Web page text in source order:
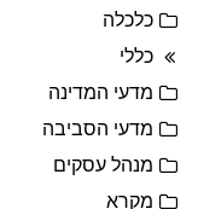
כלכלה
כללי
מדעי המדינה
מדעי הסביבה
מנהל עסקים
מקרא